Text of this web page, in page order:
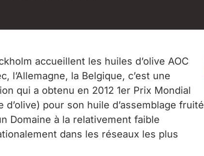
accueillent les huiles d’olive AOC
l’Allemagne, la Belgique, c’est une
qui a obtenu en 2012 1er Prix Mondial
pour son huile d’assemblage fruité
Domaine à la relativement faible
dans les réseaux les plus